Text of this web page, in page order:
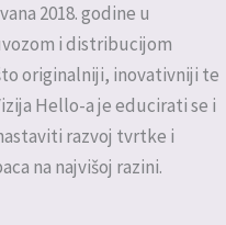
2018. godine u
i distribucijom
originalniji, inovativniji te
Hello-a je educirati se i
razvoj tvrtke i
na najvišoj razini.